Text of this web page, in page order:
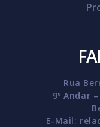
Rua
9º Andar
E-Mail: